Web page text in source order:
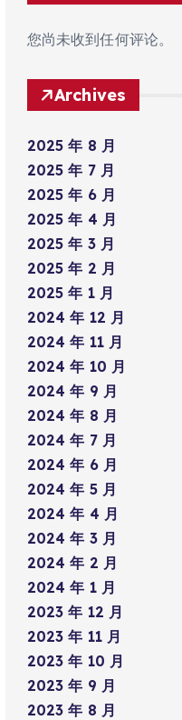
您尚未收到任何评论。
Archives
2025 年 8 月
2025 年 7 月
2025 年 6 月
2025 年 4 月
2025 年 3 月
2025 年 2 月
2025 年 1 月
2024 年 12 月
2024 年 11 月
2024 年 10 月
2024 年 9 月
2024 年 8 月
2024 年 7 月
2024 年 6 月
2024 年 5 月
2024 年 4 月
2024 年 3 月
2024 年 2 月
2024 年 1 月
2023 年 12 月
2023 年 11 月
2023 年 10 月
2023 年 9 月
2023 年 8 月